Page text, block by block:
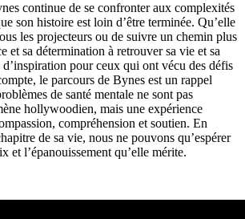
continue de se confronter aux complexités
son histoire est loin d’être terminée. Qu’elle
les projecteurs ou de suivre un chemin plus
et sa détermination à retrouver sa vie et sa
d’inspiration pour ceux qui ont vécu des défis
le parcours de Bynes est un rappel
de santé mentale ne sont pas
hollywoodien, mais une expérience
compréhension et soutien. En
de sa vie, nous ne pouvons qu’espérer
et l’épanouissement qu’elle mérite.